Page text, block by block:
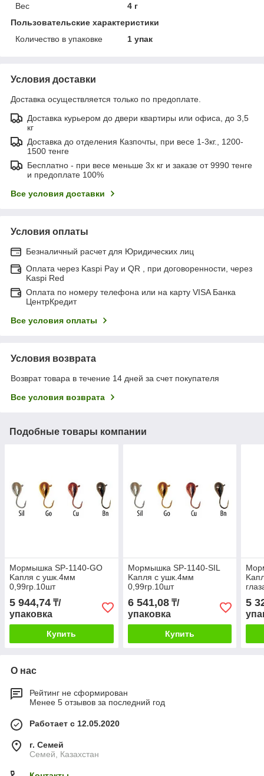
Вес
4 г
Пользовательские характеристики
Количество в упаковке
1 упак
Условия доставки
Доставка осуществляется только по предоплате.
Доставка курьером до двери квартиры или офиса, до 3,5
кг
Доставка до отделения Казпочты, при весе 1-3кг., 1200-
1500 тенге
Бесплатно - при весе меньше 3х кг и заказе от 9990 тенге
и предоплате 100%
Все условия доставки
Условия оплаты
Безналичный расчет для Юридических лиц
Оплата через Kaspi Pay и QR , при договоренности, через
Kaspi Red
Оплата по номеру телефона или на карту VISA Банка
ЦентрКредит
Все условия оплаты
Условия возврата
Возврат товара в течение 14 дней за счет покупателя
Все условия возврата
Подобные товары компании
Мормышка SP-1140-GO
Kапля с ушк.4мм
0,99гр.10шт
5 944,74 ₸/
упаковка
Купить
Мормышка SP-1140-SIL
Kапля с ушк.4мм
0,99гр.10шт
6 541,08₸/
упаковка
Купить
5
О нас
Рейтинг не сформирован
Менее 5 отзывов за последний год
Работает с 12.05.2020
г. Семей
Семей, Казахстан